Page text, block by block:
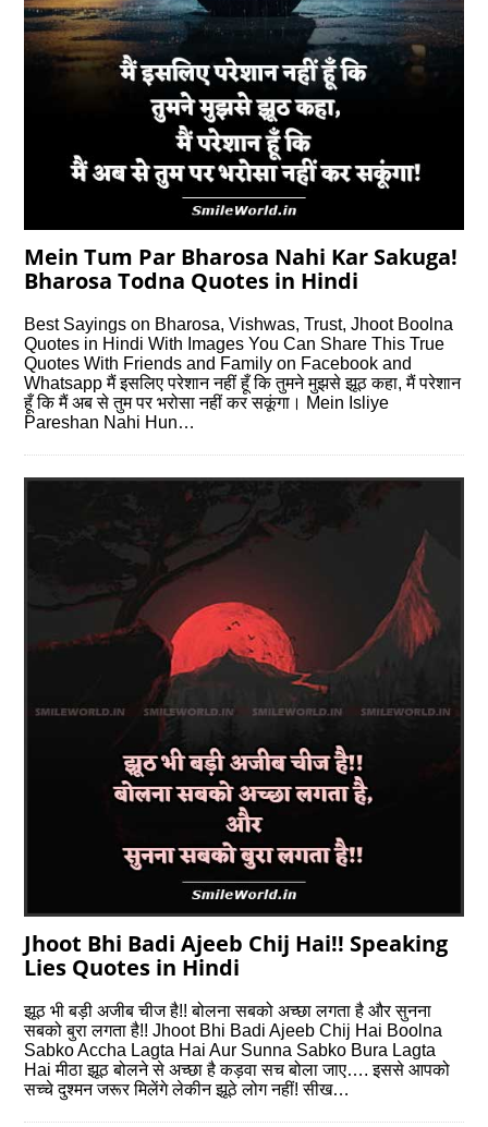
Mein Tum Par Bharosa Nahi Kar Sakuga!
Bharosa Todna Quotes in Hindi
Best Sayings on Bharosa, Vishwas, Trust, Jhoot Boolna
Quotes in Hindi With Images You Can Share This True
Quotes With Friends and Family on Facebook and
Whatsapp मैं इसलिए परेशान नहीं हूँ कि तुमने मुझसे झूठ कहा, मैं परेशान
हूँ कि मैं अब से तुम पर भरोसा नहीं कर सकूंगा। Mein Isliye
Pareshan Nahi Hun…
Jhoot Bhi Badi Ajeeb Chij Hai!! Speaking
Lies Quotes in Hindi
झूठ भी बड़ी अजीब चीज है!! बोलना सबको अच्छा लगता है और सुनना
सबको बुरा लगता है!! Jhoot Bhi Badi Ajeeb Chij Hai Boolna
Sabko Accha Lagta Hai Aur Sunna Sabko Bura Lagta
Hai मीठा झूठ बोलने से अच्छा है कड़वा सच बोला जाए…. इससे आपको
सच्चे दुश्मन जरूर मिलेंगे लेकीन झूठे लोग नहीं! सीख…